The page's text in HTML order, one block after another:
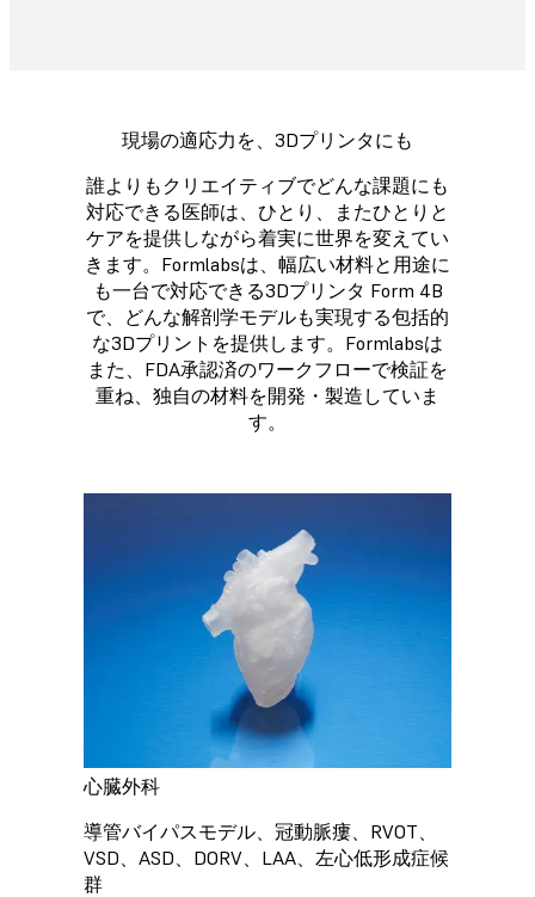
現場の適応力を、3Dプリンタにも
誰よりもクリエイティブでどんな課題にも
対応できる医師は、ひとり、またひとりと
ケアを提供しながら着実に世界を変えてい
きます。Formlabsは、幅広い材料と用途に
も一台で対応できる3Dプリンタ Form 4B
で、どんな解剖学モデルも実現する包括的
な3Dプリントを提供します。Formlabsは
また、FDA承認済のワークフローで検証を
重ね、独自の材料を開発・製造していま
す。
心臓外科
導管バイパスモデル、冠動脈瘻、RVOT、
VSD、ASD、DORV、LAA、左心低形成症候
群